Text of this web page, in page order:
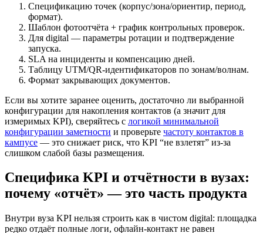
Спецификацию точек (корпус/зона/ориентир, период,
формат).
Шаблон фотоотчёта + график контрольных проверок.
Для digital — параметры ротации и подтверждение
запуска.
SLA на инциденты и компенсацию дней.
Таблицу UTM/QR-идентификаторов по зонам/волнам.
Формат закрывающих документов.
Если вы хотите заранее оценить, достаточно ли выбранной
конфигурации для накопления контактов (а значит для
измеримых KPI), сверяйтесь с логикой минимальной
конфигурации заметности и проверьте частоту контактов в
кампусе — это снижает риск, что KPI “не взлетят” из-за
слишком слабой базы размещения.
Специфика KPI и отчётности в вузах:
почему «отчёт» — это часть продукта
Внутри вуза KPI нельзя строить как в чистом digital: площадка
редко отдаёт полные логи, офлайн-контакт не равен